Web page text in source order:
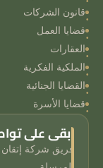
قانون الشركات
قضايا العمل
العقارات
الملكية الفكرية
القضايا الجنائية
قضايا الأسرة
ابقى على
فريق شركة إتقان